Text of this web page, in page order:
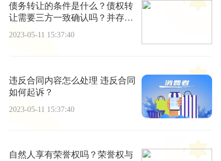
债务转让的条件是什么？债权转
让需要三方一致确认吗？并存债
务承担的形式有哪些？
2023-05-11 15:37:40
违反合同内容怎么处理 违反合同
如何起诉？
2023-05-11 15:37:40
自然人享有荣誉权吗？荣誉权与